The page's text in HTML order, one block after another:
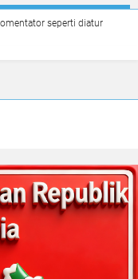
seperti diatur